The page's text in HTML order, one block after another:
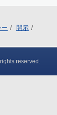
開示
reserved.